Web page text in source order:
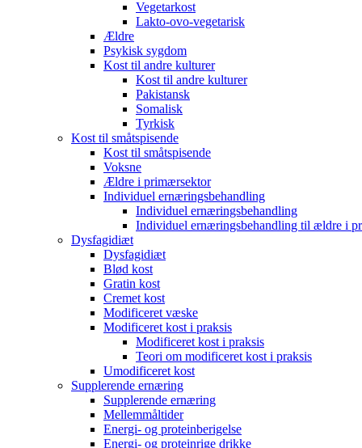
Vegetarkost
Lakto-ovo-vegetarisk
Ældre
Psykisk sygdom
Kost til andre kulturer
Kost til andre kulturer
Pakistansk
Somalisk
Tyrkisk
Kost til småtspisende
Kost til småtspisende
Voksne
Ældre i primærsektor
Individuel ernæringsbehandling
Individuel ernæringsbehandling
Individuel ernæringsbehandling til ældre i
Dysfagidiæt
Dysfagidiæt
Blød kost
Gratin kost
Cremet kost
Modificeret væske
Modificeret kost i praksis
Modificeret kost i praksis
Teori om modificeret kost i praksis
Umodificeret kost
Supplerende ernæring
Supplerende ernæring
Mellemmåltider
Energi- og proteinberigelse
Energi- og proteinrige drikke